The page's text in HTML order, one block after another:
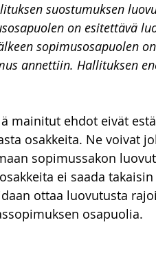
suostumuksen
on esitettävä
sopimusosapuolen
annettiin. Hallituksen
mainitut ehdot eivät
osakkeita. Ne voivat
sopimussakon
ei saada
ottaa luovutusta
osapuolia.